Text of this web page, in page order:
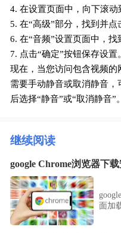
4. 在设置页面中，向下滚动
5. 在“高级”部分，找到并点
6. 在“音频”设置页面中，找
7. 点击“确定”按钮保存设置
现在，当您访问包含视频
需要手动静音或取消静音
后选择“静音”或“取消静音”。
继续阅读
google Chrome浏览器下
面加